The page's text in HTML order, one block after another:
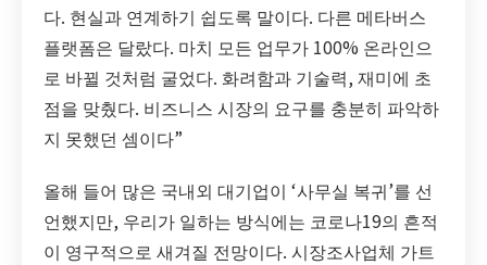
다. 현실과 연계하기 쉽도록 말이다. 다른 메타버스
플랫폼은 달랐다. 마치 모든 업무가 100% 온라인으
로 바뀔 것처럼 굴었다. 화려함과 기술력, 재미에 초
점을 맞췄다. 비즈니스 시장의 요구를 충분히 파악하
지 못했던 셈이다”
올해 들어 많은 국내외 대기업이 ‘사무실 복귀’를 선
언했지만, 우리가 일하는 방식에는 코로나19의 흔적
이 영구적으로 새겨질 전망이다. 시장조사업체 가트